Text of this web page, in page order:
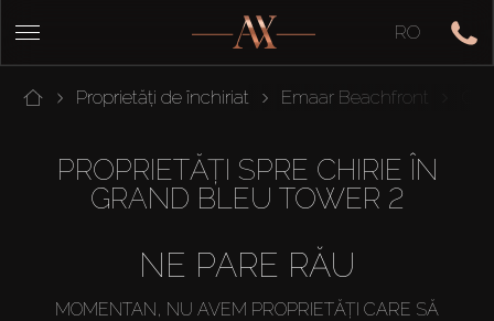
RO
Proprietăți de închiriat Emaar Beachfront
PROPRIETĂȚI SPRE CHIRIE ÎN
GRAND BLEU TOWER 2
NE PARE RĂU
MOMENTAN, NU AVEM PROPRIETĂȚI CARE SĂ